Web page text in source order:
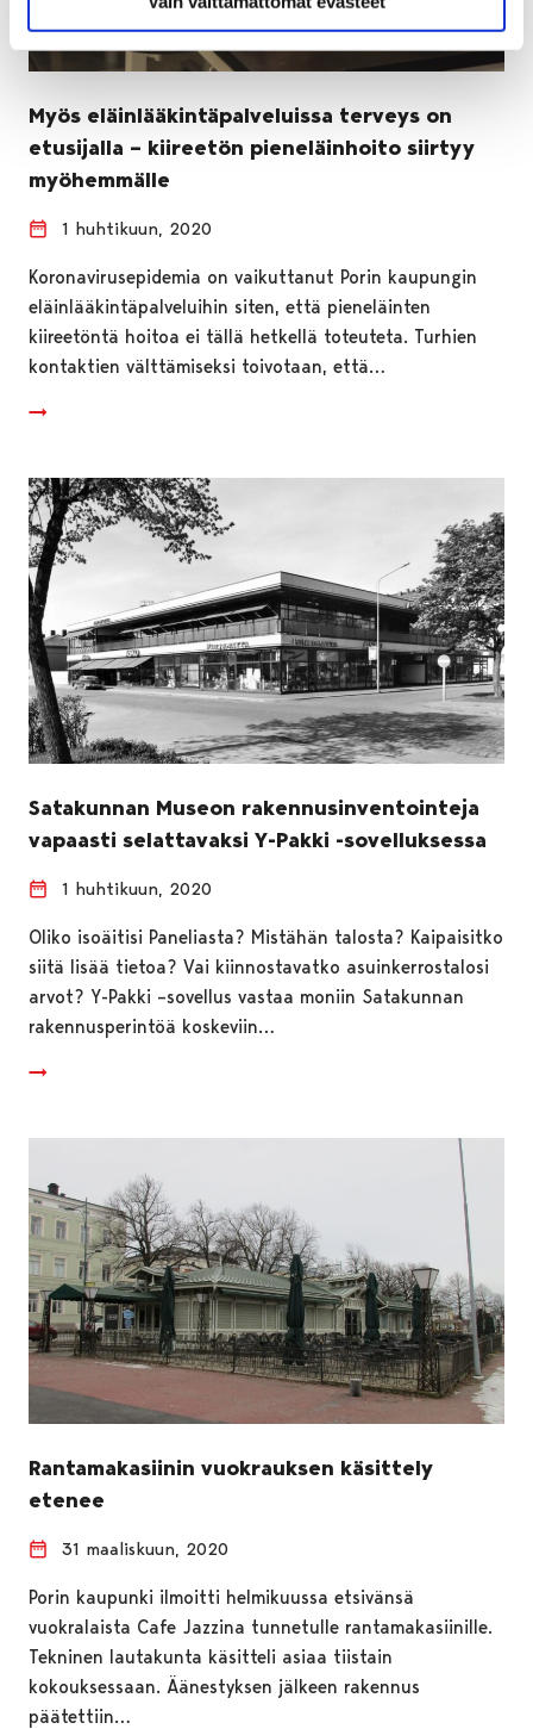
Myös eläinlääkintäpalveluissa terveys on
etusijalla – kiireetön pieneläinhoito siirtyy
myöhemmälle
1 huhtikuun, 2020
Koronavirusepidemia on vaikuttanut Porin kaupungin
eläinlääkintäpalveluihin siten, että pieneläinten
kiireetöntä hoitoa ei tällä hetkellä toteuteta. Turhien
kontaktien välttämiseksi toivotaan, että…
Satakunnan Museon rakennusinventointeja
vapaasti selattavaksi Y-Pakki -sovelluksessa
1 huhtikuun, 2020
Oliko isoäitisi Paneliasta? Mistähän talosta? Kaipaisitko
siitä lisää tietoa? Vai kiinnostavatko asuinkerrostalosi
arvot? Y-Pakki –sovellus vastaa moniin Satakunnan
rakennusperintöä koskeviin…
Rantamakasiinin vuokrauksen käsittely
etenee
31 maaliskuun, 2020
Porin kaupunki ilmoitti helmikuussa etsivänsä
vuokralaista Cafe Jazzina tunnetulle rantamakasiinille.
Tekninen lautakunta käsitteli asiaa tiistain
kokouksessaan. Äänestyksen jälkeen rakennus
päätettiin…